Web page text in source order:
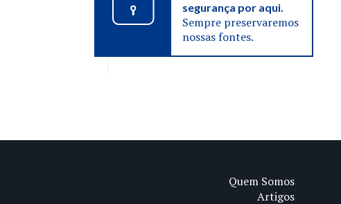
segurança por aqui.
Sempre preservaremos
nossas fontes.
Quem Somos
Artigos